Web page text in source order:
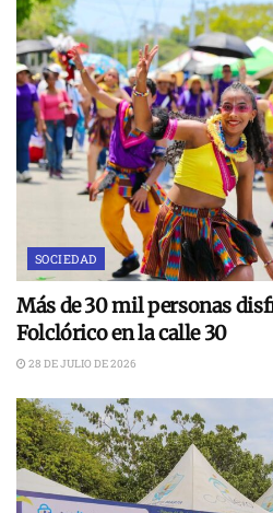
SOCIEDAD
Más de 30 mil personas
Folclórico en la calle 30
28 DE JULIO DE 2026